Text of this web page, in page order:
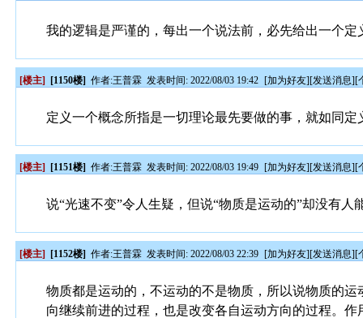
我的逻辑是严谨的，每出一个说法前，必先给出一个定
[楼主] [1150楼] 作者:王普霖 发表时间: 2022/08/03 19:42 [加为好友][发送消息][
定义一个概念所指是一切理论最先要做的事，就如同定
[楼主] [1151楼] 作者:王普霖 发表时间: 2022/08/03 19:49 [加为好友][发送消息][
说“光速不变”令人生疑，但说“物质是运动的”却没有
[楼主] [1152楼] 作者:王普霖 发表时间: 2022/08/03 22:39 [加为好友][发送消息][
物质都是运动的，不运动的不是物质，所以说物质的
向继续前进的过程，也是改变各自运动方向的过程。